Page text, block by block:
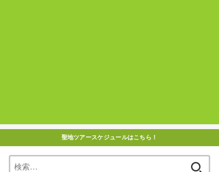
聖地ツアースケジュールはこちら！